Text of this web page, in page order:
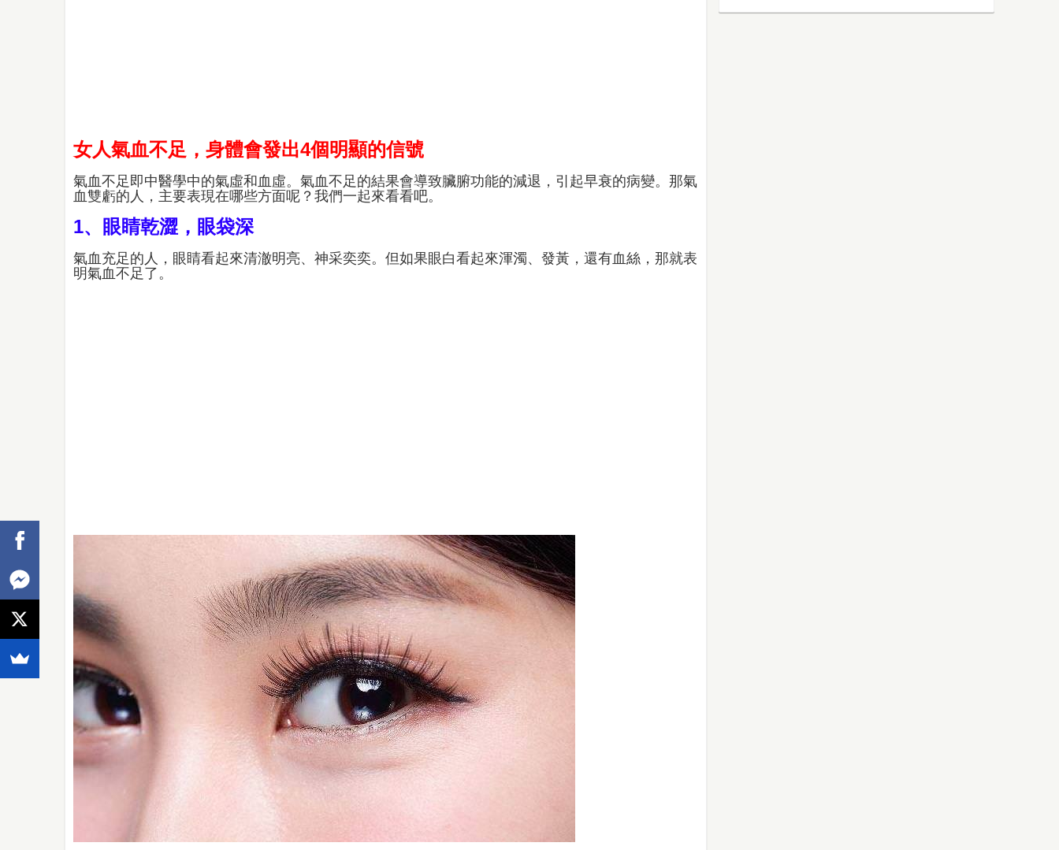
女人氣血不足，身體會發出4個明顯的信號
氣血不足即中醫學中的氣虛和血虛。氣血不足的結果會導致臟腑功能的減退，引起早衰的病變。那氣
血雙虧的人，主要表現在哪些方面呢？我們一起來看看吧。
1、眼睛乾澀，眼袋深
氣血充足的人，眼睛看起來清澈明亮、神采奕奕。但如果眼白看起來渾濁、發黃，還有血絲，那就表
明氣血不足了。